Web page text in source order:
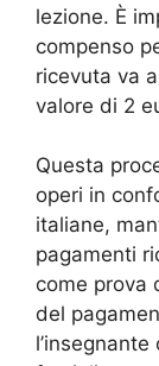
lezione. È
compenso
ricevuta va
valore di 2
Questa
operi in
italiane,
pagamenti
come prova
del